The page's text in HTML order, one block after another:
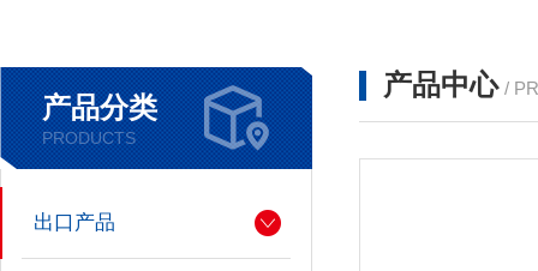
产品分类
PRODUCTS
出口产品
产品中心 /